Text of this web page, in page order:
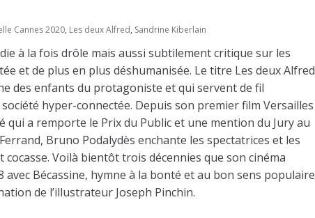
Cannes 2020, Les deux Alfred, Sandrine Kiberlain
à la fois drôle mais aussi subtilement critique sur les
et de plus en plus déshumanisée. Le titre Les deux Alfred
des enfants du protagoniste et qui servent de fil
hyper-connectée. Depuis son premier film Versailles
qui a remporte le Prix du Public et une mention du Jury au
Bruno Podalydès enchante les spectatrices et les
Voilà bientôt trois décennies que son cinéma
avec Bécassine, hymne à la bonté et au bon sens populaire
de l’illustrateur Joseph Pinchin.